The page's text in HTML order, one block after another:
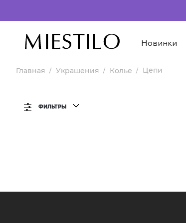
Новинки
Главная Украшения Колье Цепи
ФИЛЬТРЫ